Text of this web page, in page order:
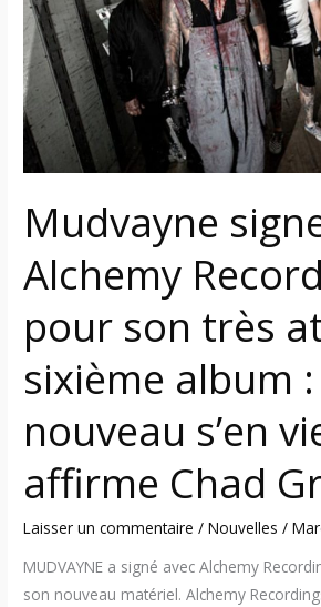
Mudvayne
Alchemy
pour son très
sixième album :
nouveau s’en
affirme Chad
Laisser un commentaire /Nouvelles /
MUDVAYNE a signé avec Alchemy
son nouveau matériel. Alchemy
Alchemy
Recordings
pour
son
très
attendu
sixième
Du
s’en
vient
»,
affirme
Chad
Gray